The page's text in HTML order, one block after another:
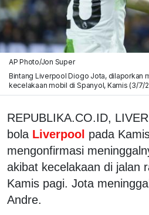
AP Photo/Jon Super
Bintang Liverpool Diogo Jota, dilaporkan
kecelakaan mobil di Spanyol, Kamis (3/7/
REPUBLIKA.CO.ID,
bola Liverpool pada
mengonfirmasi
akibat kecelakaan di jalan
Kamis pagi. Jota
Andre.